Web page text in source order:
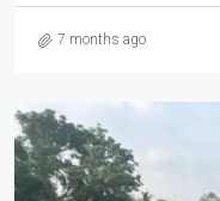
7 months ago